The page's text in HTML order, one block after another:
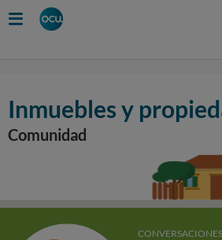
Inmuebles y
Comunidad
CONVERSACIONES